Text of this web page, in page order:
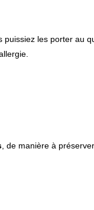
les porter au
, de manière à